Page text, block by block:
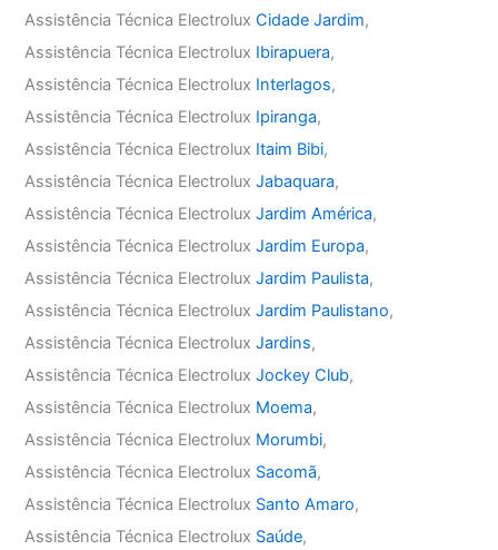
Assistência Técnica ElectroluxCidade Jardim,
Assistência Técnica Electrolux Ibirapuera,
Assistência Técnica Electrolux Interlagos,
Assistência Técnica Electrolux Ipiranga,
Assistência Técnica Electrolux Itaim Bibi,
Assistência Técnica ElectroluxJabaquara,
Assistência Técnica ElectroluxJardim América,
Assistência Técnica ElectroluxJardim Europa,
Assistência Técnica ElectroluxJardim Paulista,
Assistência Técnica ElectroluxJardim Paulistano,
Assistência Técnica ElectroluxJardins,
Assistência Técnica ElectroluxJockey Club,
Assistência Técnica Electrolux Moema,
Assistência Técnica Electrolux Morumbi,
Assistência Técnica Electrolux Sacomã,
Assistência Técnica Electrolux Santo Amaro,
Assistência Técnica Electrolux Saúde,